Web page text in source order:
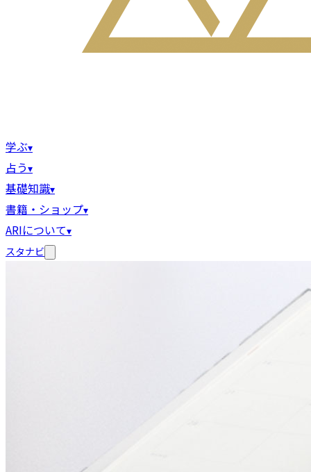
学ぶ▾
占う▾
基礎知識▾
書籍・ショップ▾
ARIについて▾
スタナビ